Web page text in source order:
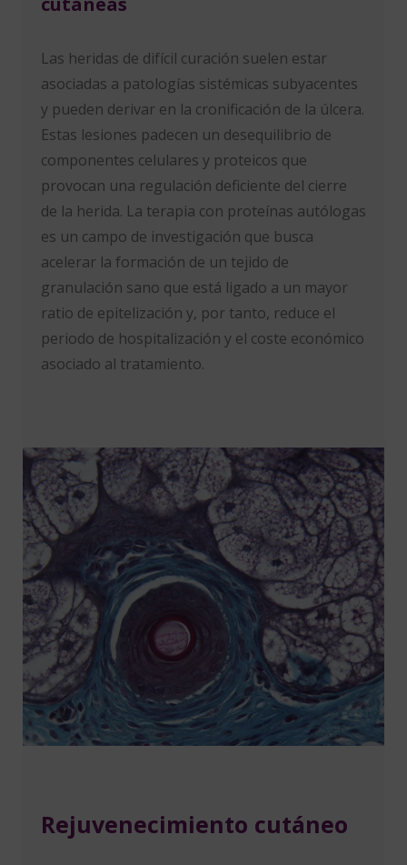
Las heridas de difícil curación suelen estar
asociadas a patologías sistémicas subyacentes
y pueden derivar en la cronificación de la úlcera.
Estas lesiones padecen un desequilibrio de
componentes celulares y proteicos que
provocan una regulación deficiente del cierre
de la herida. La terapia con proteínas autólogas
es un campo de investigación que busca
acelerar la formación de un tejido de
granulación sano que está ligado a un mayor
ratio de epitelización y, por tanto, reduce el
periodo de hospitalización y el coste económico
asociado al tratamiento.
Rejuvenecimiento cutáneo